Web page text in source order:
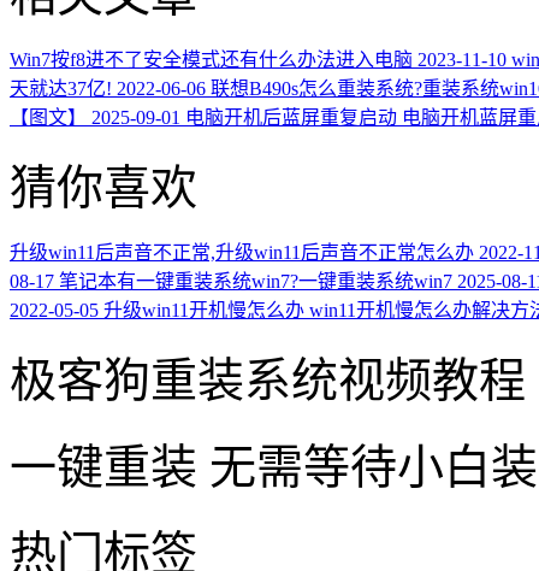
Win7按f8进不了安全模式还有什么办法进入电脑 2023-11-10
天就达37亿! 2022-06-06 联想B490s怎么重装系统?重装系统
【图文】
2025-09-01 电脑开机后蓝屏重复启动 电脑开机蓝屏
猜你喜欢
升级win11后声音不正常,升级win11后声音不正常怎么办 2022-
08-17 笔记本有一键重装系统win7?一键重装系统win7 2025-08-
2022-05-05 升级win11开机慢怎么办 win11开机慢怎么办解决方
极客狗重装系统视频教程
一键重装 无需等待小白
热门标签